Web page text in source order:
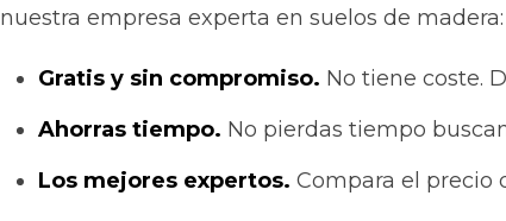
nuestra empresa experta en suelos de madera:
Gratis y sin compromiso. No tiene coste.
Ahorras tiempo. No pierdas tiempo
Los mejores expertos. Compara el precio